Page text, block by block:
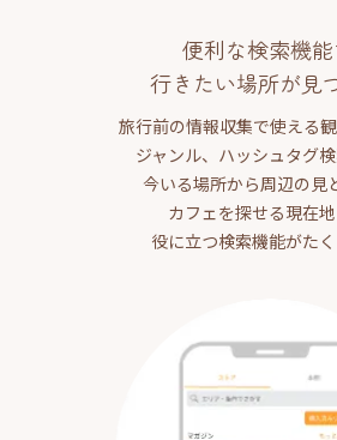
便利な検索機
行きたい場所が見
旅行前の情報収集で使える観
ジャンル、ハッシュタグ検
今いる場所から周辺の見
カフェを探せる現在
役に立つ検索機能がたく